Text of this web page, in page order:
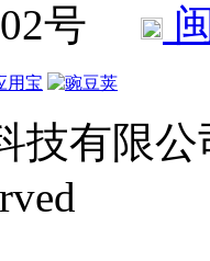
号
技有限公